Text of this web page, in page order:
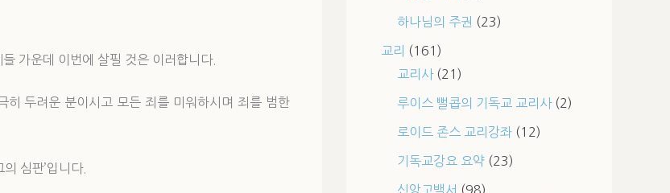
가운데 이번에 살필 것은 이러합니다.
히 두려운 분이시고 모든 죄를 미워하시며 죄를 범한
심판’입니다.
하나님의 주권 (23)
교리 (161)
교리사(21)
루이스 뻘콥의 기독교 교리사(2)
로이드 존스 교리강좌(12)
기독교강요 요약(23)
신앙고백서 (98)